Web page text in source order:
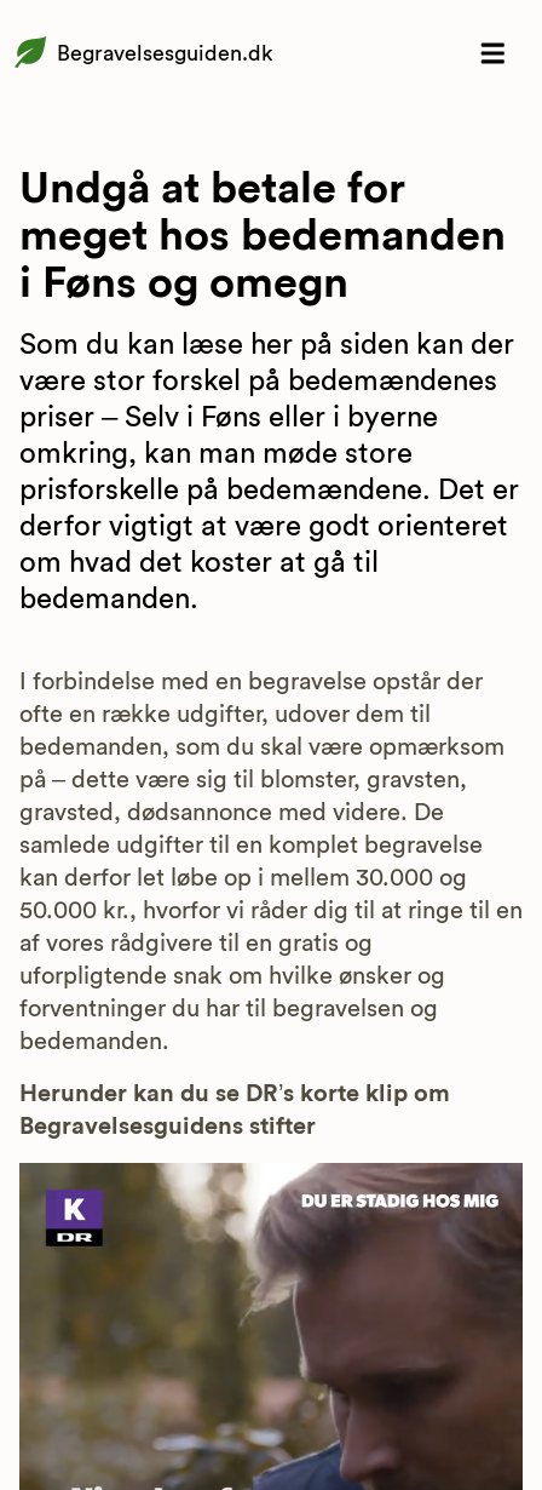
Begravelsesguiden.dk
Undgå at betale for
meget hos bedemanden
i Føns og omegn
Som du kan læse her på siden kan der
være stor forskel på bedemændenes
priser – Selv i Føns eller i byerne
omkring, kan man møde store
prisforskelle på bedemændene. Det er
derfor vigtigt at være godt orienteret
om hvad det koster at gå til
bedemanden.
I forbindelse med en begravelse opstår der
ofte en række udgifter, udover dem til
bedemanden, som du skal være opmærksom
på – dette være sig til blomster, gravsten,
gravsted, dødsannonce med videre. De
samlede udgifter til en komplet begravelse
kan derfor let løbe op i mellem 30.000 og
50.000 kr., hvorfor vi råder dig til at ringe til en
af vores rådgivere til en gratis og
uforpligtende snak om hvilke ønsker og
forventninger du har til begravelsen og
bedemanden.
Herunder kan du se DR’s korte klip om
Begravelsesguidens stifter